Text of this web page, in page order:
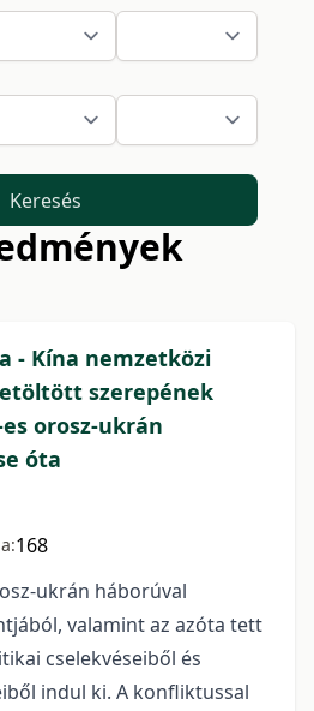
Keresés
- Kína nemzetközi
szerepének
orosz-ukrán
óta
168
ukrán háborúval
valamint az azóta tett
cselekvéseiből és
indul ki. A konfliktussal